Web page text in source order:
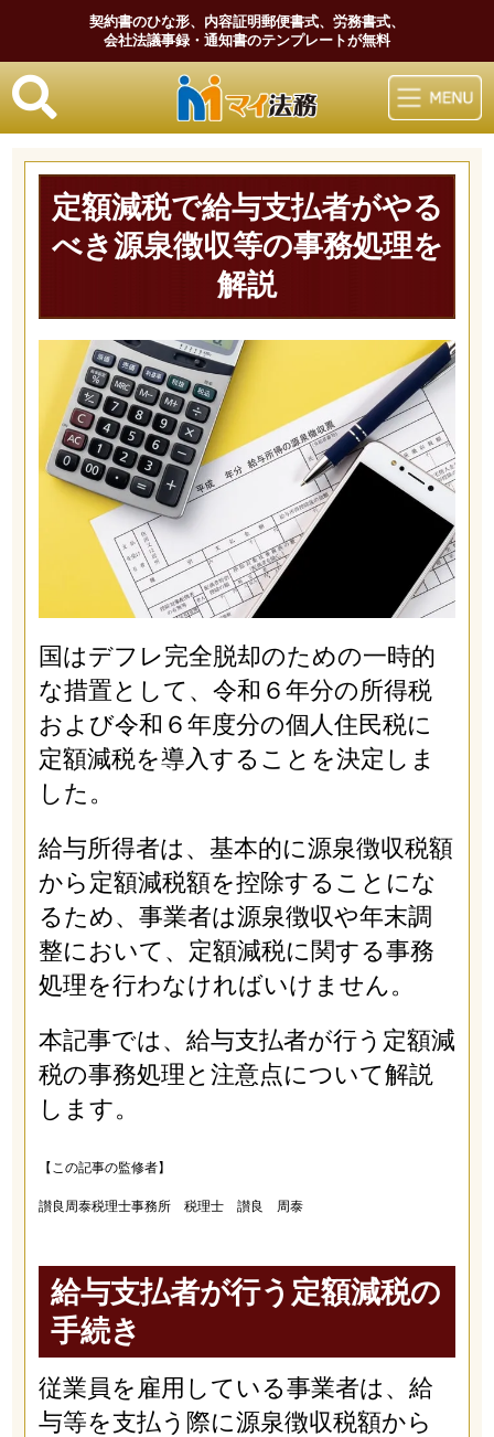
契約書のひな形、内容証明郵便書式、労務書式、
会社法議事録・通知書のテンプレートが無料
マイ法務
定額減税で給与支払者がやる
べき源泉徴収等の事務処理を
解説
国はデフレ完全脱却のための一時的
な措置として、令和６年分の所得税
および令和６年度分の個人住民税に
定額減税を導入することを決定しま
した。
給与所得者は、基本的に源泉徴収税額
から定額減税額を控除することにな
るため、事業者は源泉徴収や年末調
整において、定額減税に関する事務
処理を行わなければいけません。
本記事では、給与支払者が行う定額減
税の事務処理と注意点について解説
します。
【この記事の監修者】
讃良周泰税理士事務所 税理士 讃良 周泰
給与支払者が行う定額減税の
手続き
従業員を雇用している事業者は、給
与等を支払う際に源泉徴収税額から